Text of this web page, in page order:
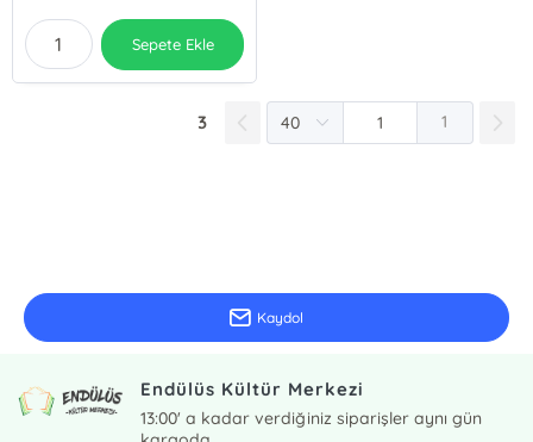
Sepete Ekle
3 1
Kaydol
Endülüs Kültür Merkezi
13:00' a kadar verdiğiniz siparişler aynı gün